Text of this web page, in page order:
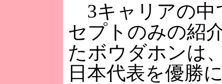
3キャリアの中
セプトのみの紹
たボウダホンは
日本代表を優勝